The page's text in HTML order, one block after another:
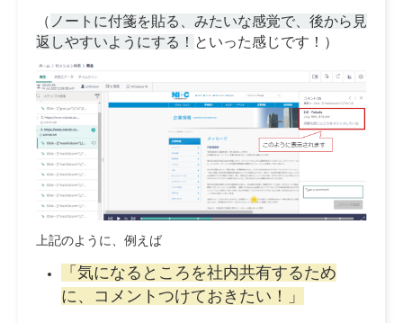
（ ノートに付箋を貼る、みたいな感覚で、後から見
返しやすいようにする！ といった感じです！）
上記のように、例えば
「気になるところを社内共有するため
に、コメントつけておきたい！」